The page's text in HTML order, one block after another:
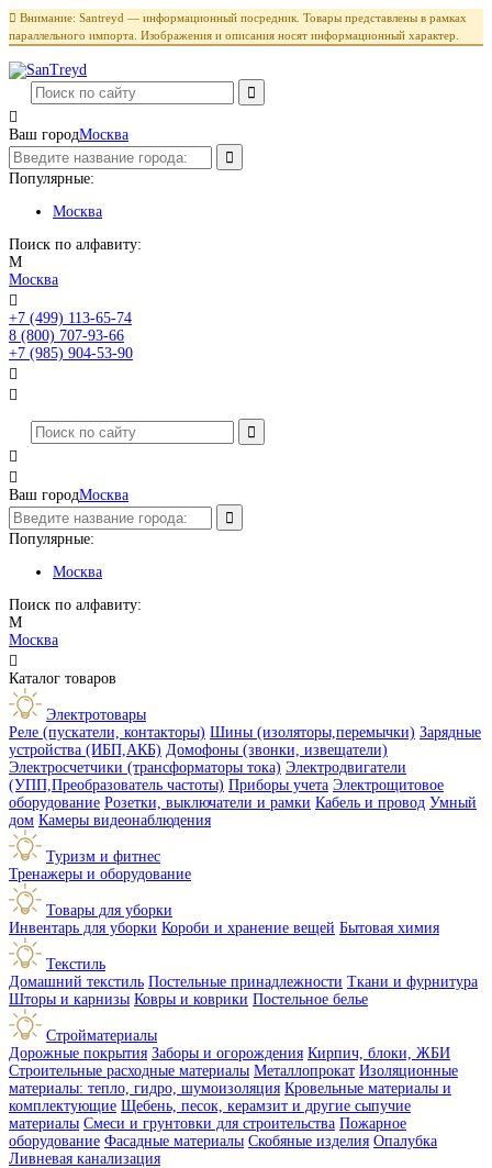
 Внимание: Santreyd — информационный посредник. Товары представлены в рамках
параллельного импорта. Изображения и описания носят информационный характер.

Ваш городМосква
Популярные:
Москва
Поиск по алфавиту:
М
Москва

+7 (499) 113-65-74
8 (800) 707-93-66
+7 (985) 904-53-90




Ваш городМосква
Популярные:
Москва
Поиск по алфавиту:
М
Москва

Каталог товаров
Электротовары
Реле (пускатели, контакторы) Шины (изоляторы,перемычки) Зарядные
устройства (ИБП,АКБ) Домофоны (звонки, извещатели)
Электросчетчики (трансформаторы тока) Электродвигатели
(УПП,Преобразователь частоты) Приборы учета Электрощитовое
оборудование Розетки, выключатели и рамки Кабель и провод Умный
дом Камеры видеонаблюдения
Туризм и фитнес
Тренажеры и оборудование
Товары для уборки
Инвентарь для уборки Короби и хранение вещей Бытовая химия
Текстиль
Домашний текстиль Постельные принадлежности Ткани и фурнитура
Шторы и карнизы Ковры и коврики Постельное белье
Стройматериалы
Дорожные покрытия Заборы и огорождения Кирпич, блоки, ЖБИ
Строительные расходные материалы Металлопрокат Изоляционные
материалы: тепло, гидро, шумоизоляция Кровельные материалы и
комплектующие Щебень, песок, керамзит и другие сыпучие
материалы Смеси и грунтовки для строительства Пожарное
оборудование Фасадные материалы Скобяные изделия Опалубка
Ливневая канализация